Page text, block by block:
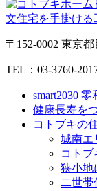
〒152-0002 東京
TEL：03-3760-
smart2030
健康長寿を
コトブキの
城南エ
コトブ
狭小地
二世帯